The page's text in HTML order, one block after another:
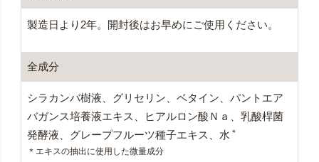
製造日より2年。開封後はお早めにご使用ください。
全成分
シラカンバ樹液、グリセリン、ベタイン、パントエア
バガンス培養液エキス、ヒアルロン酸Ｎａ、乳酸桿菌
発酵液、グレープフルーツ種子エキス、水 ＊
＊エキスの抽出に使用した微量成分